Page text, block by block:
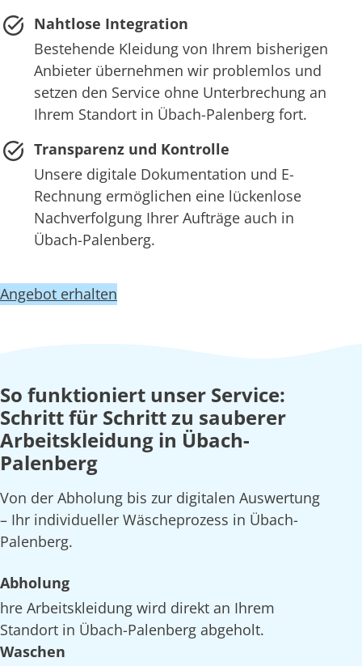
Nahtlose Integration
Bestehende Kleidung von Ihrem bisherigen
Anbieter übernehmen wir problemlos und
setzen den Service ohne Unterbrechung an
Ihrem Standort in Übach-Palenberg fort.
Transparenz und Kontrolle
Unsere digitale Dokumentation und E-
Rechnung ermöglichen eine lückenlose
Nachverfolgung Ihrer Aufträge auch in
Übach-Palenberg.
Angebot erhalten
So funktioniert unser Service:
Schritt für Schritt zu sauberer
Arbeitskleidung in Übach-
Palenberg
Von der Abholung bis zur digitalen Auswertung
– Ihr individueller Wäscheprozess in Übach-
Palenberg.
Abholung
hre Arbeitskleidung wird direkt an Ihrem
Standort in Übach-Palenberg abgeholt.
Waschen